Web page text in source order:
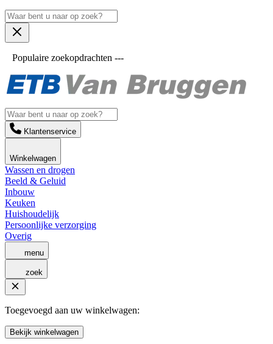
Populaire zoekopdrachten ---
Klantenservice
Winkelwagen
Wassen en drogen
Beeld & Geluid
Inbouw
Keuken
Huishoudelijk
Persoonlijke verzorging
Overig
menu
zoek
Toegevoegd aan uw winkelwagen:
Bekijk winkelwagen